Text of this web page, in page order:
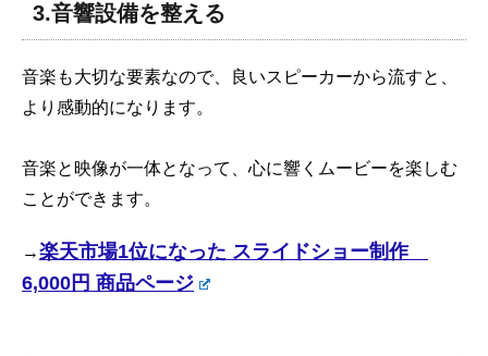
3.音響設備を整える
音楽も大切な要素なので、良いスピーカーから流すと、
より感動的になります。
音楽と映像が一体となって、心に響くムービーを楽しむ
ことができます。
→楽天市場1位になった スライドショー制作
6,000円 商品ページ